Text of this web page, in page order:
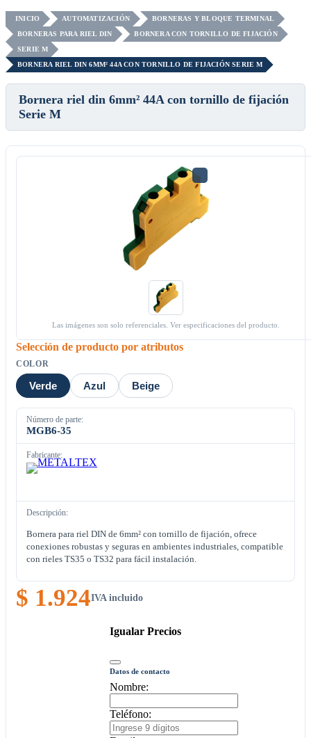
INICIO AUTOMATIZACIÓN
BORNERAS Y BLOQUE TERMINAL
BORNERAS PARA RIEL DIN
BORNERA CON TORNILLO DE FIJACIÓN
SERIE M
BORNERA RIEL DIN 6MM² 44A CON TORNILLO DE FIJACIÓN SERIE M
Bornera riel din 6mm² 44A con tornillo de fijación
Serie M
Las imágenes son solo referenciales. Ver especificaciones del producto.
Selección de producto por atributos
COLOR
Verde Azul Beige
Número de parte:
MGB6-35
Fabricante:
Descripción:
Bornera para riel DIN de 6mm² con tornillo de fijación, ofrece
conexiones robustas y seguras en ambientes industriales, compatible
con rieles TS35 o TS32 para fácil instalación.
$ 1.924IVA incluido
Igualar Precios
Datos de contacto
Nombre:
Teléfono: